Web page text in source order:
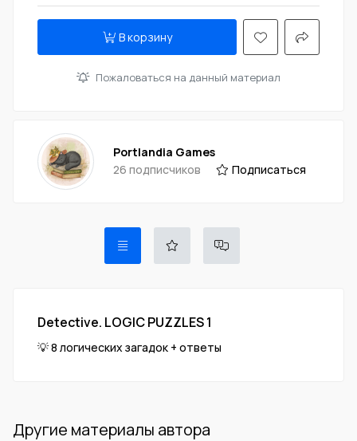
В корзину
Пожаловаться на данный материал
Portlandia Games
26 подписчиков
Подписаться
Detective. LOGIC PUZZLES 1
💡 8 логических загадок + ответы
Другие материалы автора